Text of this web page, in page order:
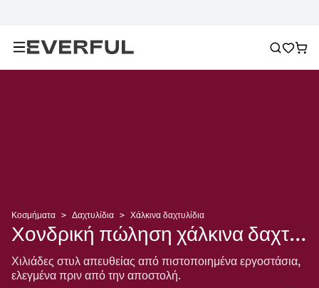
Κοσμήματα > Δαχτυλίδια > Χάλκινα δαχτυλίδια
Χονδρική πώληση χάλκινα δαχτυλίδια
Χιλιάδες στυλ απευθείας από πιστοποιημένα εργοστάσια,
ελεγμένα πριν από την αποστολή.